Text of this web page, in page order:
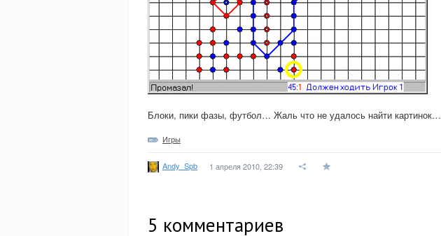
Блоки, пики фазы, футбол… Жаль что не удалось найти картинок…
Игры
Andy_Spb 1 апреля 2010, 22:39
5 комментариев